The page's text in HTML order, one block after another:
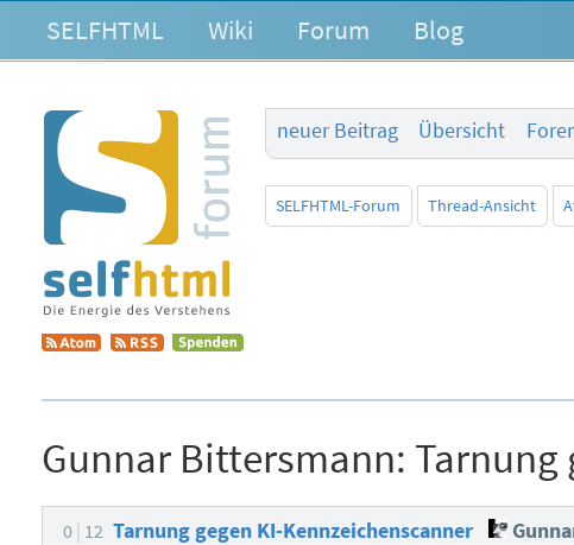
SELFHTML Wiki Forum Blog
neuer Beitrag
Übersicht
SELFHTML-Forum Thread-Ansicht
Gunnar Bittersmann: Tarnung
0 12 Tarnung gegen KI-Kennzeichenscanner